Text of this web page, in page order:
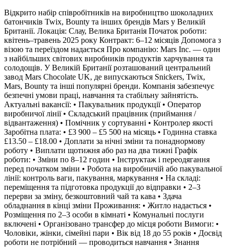
Відкрито набір співробітників на виробництво шоколадних
батончиків Twix, Bounty та інших брендів Mars у Великій
Британії. Локація: Слау, Велика Британія Початок роботи:
квітень–травень 2025 року Контракт: 6–12 місяців Допомога з
візою та переїздом надається Про компанію: Mars Inc. — один
з найбільших світових виробників продуктів харчування та
солодощів. У Великій Британії розташований центральний
завод Mars Chocolate UK, де випускаються Snickers, Twix,
Mars, Bounty та інші популярні бренди. Компанія забезпечує
безпечні умови праці, навчання та стабільну зайнятість.
Актуальні вакансії: • Пакувальник продукції • Оператор
виробничої лінії • Складський працівник (приймання /
відвантаження) • Помічник у сортуванні • Контролер якості
Заробітна плата: • £3 900 – £5 500 на місяць • Годинна ставка
£13.50 – £18.00 • Доплати за нічні зміни та понаднормову
роботу • Виплати щотижня або раз на два тижні Графік
роботи: • Зміни по 8–12 годин • Інструктаж і переодягання
перед початком зміни • Робота на виробничій або пакувальної
лінії: контроль ваги, пакування, маркування • На складі:
переміщення та підготовка продукції до відправки • 2–3
перерви за зміну, безкоштовний чай та кава • Здача
обладнання в кінці зміни Проживання: • Житло надається •
Розміщення по 2–3 особи в кімнаті • Комунальні послуги
включені • Організовано трансфер до місця роботи Вимоги: •
Чоловіки, жінки, сімейні пари • Вік від 18 до 55 років • Досвід
роботи не потрібний — проводиться навчання • Знання